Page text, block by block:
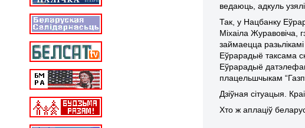
ведаюць, адкуль
Так, у Нацбанку
Міхаіла Журавовіча,
займаецца
Еўрарадыё таксама
Еўрарадыё
плацельшчыкам
Дзіўная сітуацыя.
Хтожаплаціў